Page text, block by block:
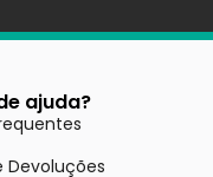
ajuda?
Devoluções